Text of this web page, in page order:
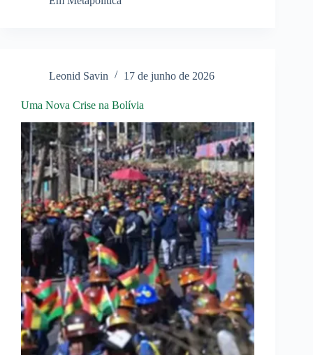
Leonid Savin 17 de junho de 2026
Uma Nova Crise na Bolívia